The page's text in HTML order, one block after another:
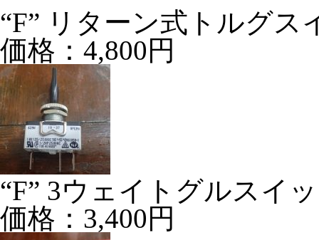
“F” リターン式トルグ
価格：4,800円
“F” 3ウェイトグルスイ
価格：3,400円